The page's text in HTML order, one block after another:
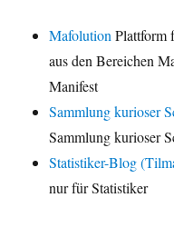
Mafolution Plattform
aus den Bereichen
Manifest
Sammlung kurioser
Sammlung kurioser
Statistiker-Blog
nur für Statistiker